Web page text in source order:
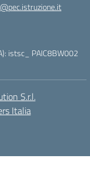
istsc_ PAIC8BW002
S.r.l.
Italia